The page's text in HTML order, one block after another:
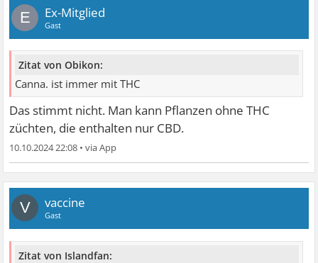
E Ex-Mitglied
Gast
Zitat von Obikon:
Canna. ist immer mit THC
Das stimmt nicht. Man kann Pflanzen ohne THC
züchten, die enthalten nur CBD.
10.10.2024 22:08 •
V vaccine
Gast
Zitat von Islandfan: